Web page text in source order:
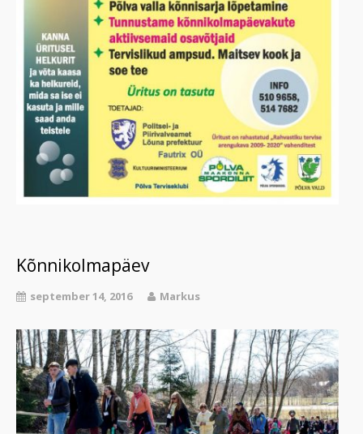
Kõnnikolmapäev
september 14, 2016 Markus